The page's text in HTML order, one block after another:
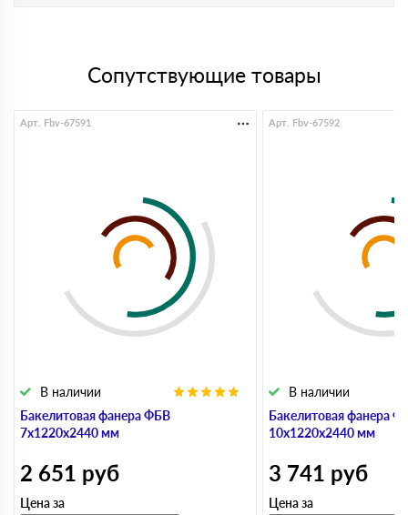
Сопутствующие товары
Бакелитовая фанера ФБВ
7х1220х2440 мм
В наличии
Арт. Fbv-67591
2 651 руб
Цена за
Бакелитовая фанера
10х1220х2440 мм
В наличии
Арт. Fbv-67592
3 741 руб
Цена за